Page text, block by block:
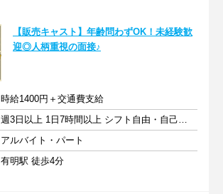
【販売キャスト】年齢問わずOK！未経験歓
迎◎人柄重視の面接♪
時給1400円＋交通費支給
週3日以上 1日7時間以上 シフト自由・自己申告
アルバイト・パート
有明駅 徒歩4分